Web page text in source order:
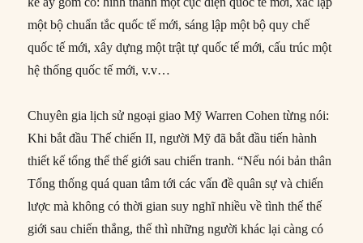
một bộ chuẩn tắc quốc tế mới, sáng lập một bộ quy chế
quốc tế mới, xây dựng một trật tự quốc tế mới, cấu trúc một
hệ thống quốc tế mới, v.v…
Chuyên gia lịch sử ngoại giao Mỹ Warren Cohen từng nói:
Khi bắt đầu Thế chiến II, người Mỹ đã bắt đầu tiến hành
thiết kế tổng thể thế giới sau chiến tranh. “Nếu nói bản thân
Tổng thống quá quan tâm tới các vấn đề quân sự và chiến
lược mà không có thời gian suy nghĩ nhiều về tình thế thế
giới sau chiến thắng, thế thì những người khác lại càng có